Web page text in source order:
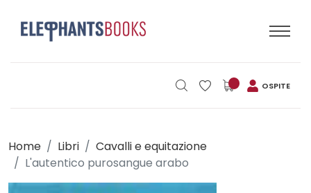
OSPITE
Home Libri
Cavalli e equitazione
L'autentico purosangue arabo